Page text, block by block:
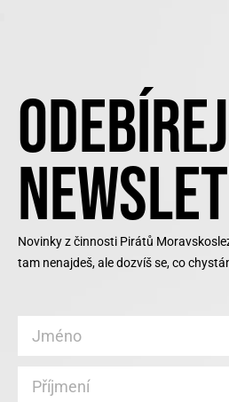
Novinky z činnosti Pirátů
tam nenajdeš, ale dozvíš se, co